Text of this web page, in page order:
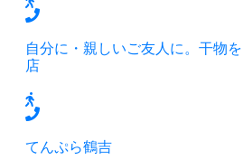
自分に・親しいご友人に。干物
店
てんぷら鶴吉